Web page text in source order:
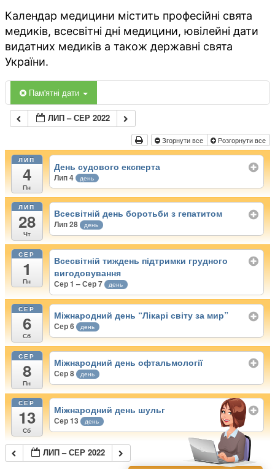
Календар медицини містить професійні свята
медиків, всесвітні дні медицини, ювілейні дати
видатних медиків а також державні свята
України.
Пам'ятні дати
ЛИП – СЕР 2022
Згорнути все Розгорнути все
ЛИП
4
Пн
День судового експерта
Лип 4 день
ЛИП
28
Чт
Всесвітній день боротьби з гепатитом
Лип 28 день
СЕР
1
Пн
Всесвітній тиждень підтримки грудного
вигодовування
Сер 1 – Сер 7 день
СЕР
6
Сб
Міжнародний день “Лікарі світу за мир”
Сер 6 день
СЕР
8
Пн
Міжнародний день офтальмології
Сер 8 день
СЕР
13
Сб
Міжнародний день шульг
Сер 13 день
ЛИП – СЕР 2022